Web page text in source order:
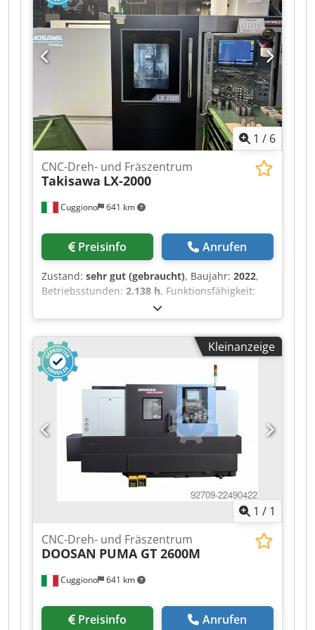
abnehmbar; Späneförderer; diverse
Werkzeughalter, fest und angetrieben; nur ca.
4.100 Std; Eine Besichtigung ist nach Absprache
unter Strom möglich und auch gewünscht;
1 / 6
Cuggiono 641 km
CNC-Dreh- und Fräszentrum
Takisawa LX-2000
Preisinfo Anrufen
Zustand: sehr gut (gebraucht), Baujahr: 2022,
Betriebsstunden: 2.138 h, Funktionsfähigkeit:
, Drehlänge:
Drehdurchmesser:450 mm, Leistung des
Spindelmotors:11 W, Spindeldrehzahl (min.):40
U/min, Spindeldrehzahl (max.): 400 U/min,
Spindelbohrung:
, Verfahrweg X-Achse:
550 mm
815 mm
24 m/min , Eilgang Z-Achse:30 m/min
Art des Eingangsstroms:Drehstrom
Gesamthöhe:
1.830 mm, Gesamtlänge:
mm
, Gesamtbreite: 1.960 mm, Spindelnase:
ASA
, Gesamtgewicht: 6.100 kg,
Spindeldurchmesser:
, Ausstattung:
Dokumentation/Handbuch, Gebrauchte 2-
Achsen-Drehmaschine mit CNC-Steuerung Fanuc
Kleinanzeige
1 / 1
Cuggiono 641 km
CNC-Dreh- und Fräszentrum
DOOSAN PUMA GT 2600M
Preisinfo Anrufen